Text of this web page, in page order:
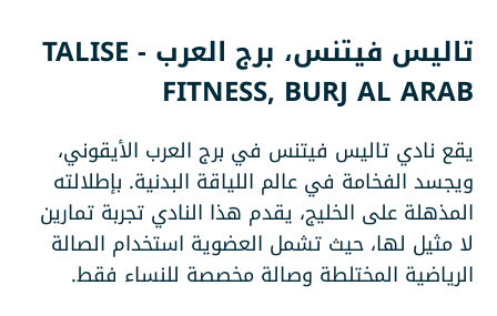
تاليس فيتنس، برج العرب -TALISE
FITNESS, BURJ AL ARAB
يقع نادي تاليس فيتنس في برج العرب الأيقوني،
ويجسد الفخامة في عالم اللياقة البدنية. بإطلالته
المذهلة على الخليج، يقدم هذا النادي تجربة تمارين
لا مثيل لها، حيث تشمل العضوية استخدام الصالة
الرياضية المختلطة وصالة مخصصة للنساء فقط.